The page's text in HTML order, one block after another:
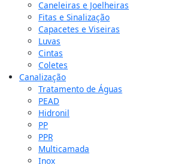
Caneleiras e Joelheiras
Fitas e Sinalização
Capacetes e Viseiras
Luvas
Cintas
Coletes
Canalização
Tratamento de Águas
PEAD
Hidronil
PP
PPR
Multicamada
Inox